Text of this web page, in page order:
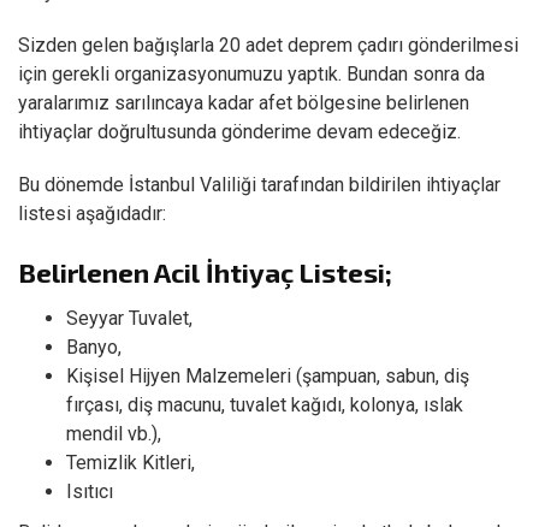
Sizden gelen bağışlarla 20 adet deprem çadırı gönderilmesi
için gerekli organizasyonumuzu yaptık. Bundan sonra da
yaralarımız sarılıncaya kadar afet bölgesine belirlenen
ihtiyaçlar doğrultusunda gönderime devam edeceğiz.
Bu dönemde İstanbul Valiliği tarafından bildirilen ihtiyaçlar
listesi aşağıdadır:
Belirlenen Acil İhtiyaç Listesi;
Seyyar Tuvalet,
Banyo,
Kişisel Hijyen Malzemeleri (şampuan, sabun, diş
fırçası, diş macunu, tuvalet kağıdı, kolonya, ıslak
mendil vb.),
Temizlik Kitleri,
Isıtıcı